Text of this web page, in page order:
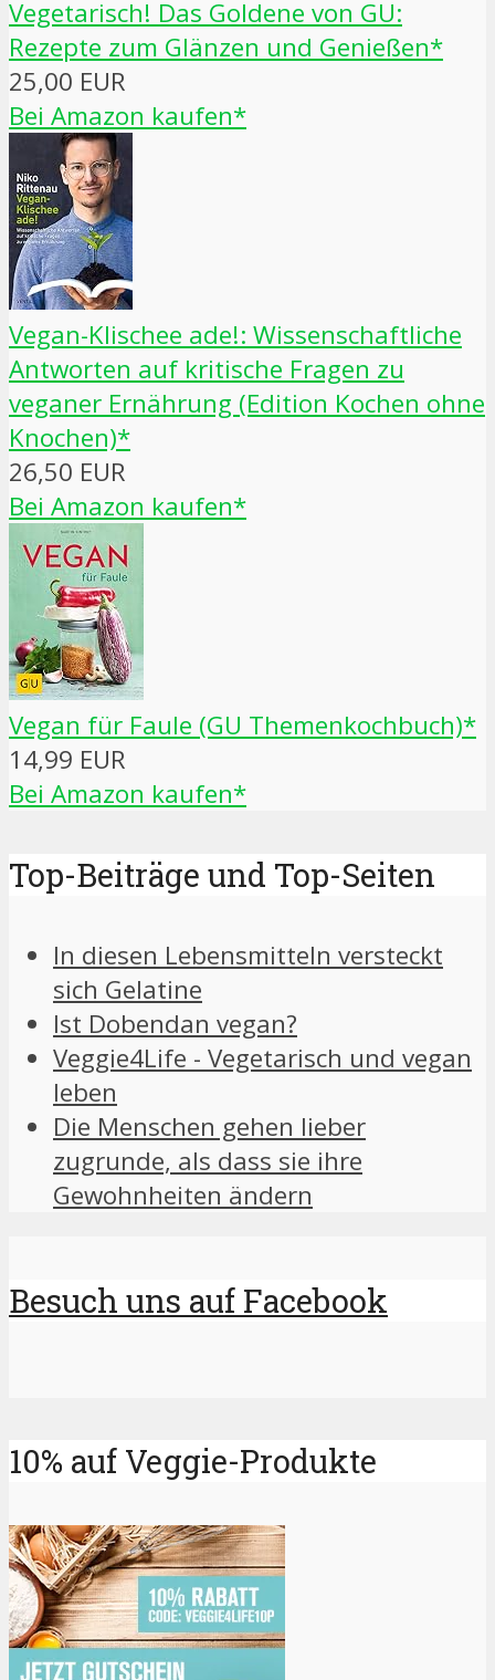
Vegetarisch! Das Goldene von GU:
Rezepte zum Glänzen und Genießen*
25,00 EUR
Bei Amazon kaufen*
Vegan-Klischee ade!: Wissenschaftliche
Antworten auf kritische Fragen zu
veganer Ernährung (Edition Kochen ohne
Knochen)*
26,50 EUR
Bei Amazon kaufen*
Vegan für Faule (GU Themenkochbuch)*
14,99 EUR
Bei Amazon kaufen*
Top-Beiträge und Top-Seiten
In diesen Lebensmitteln versteckt
sich Gelatine
Ist Dobendan vegan?
Veggie4Life - Vegetarisch und vegan
leben
Die Menschen gehen lieber
zugrunde, als dass sie ihre
Gewohnheiten ändern
Besuch uns auf Facebook
10% auf Veggie-Produkte